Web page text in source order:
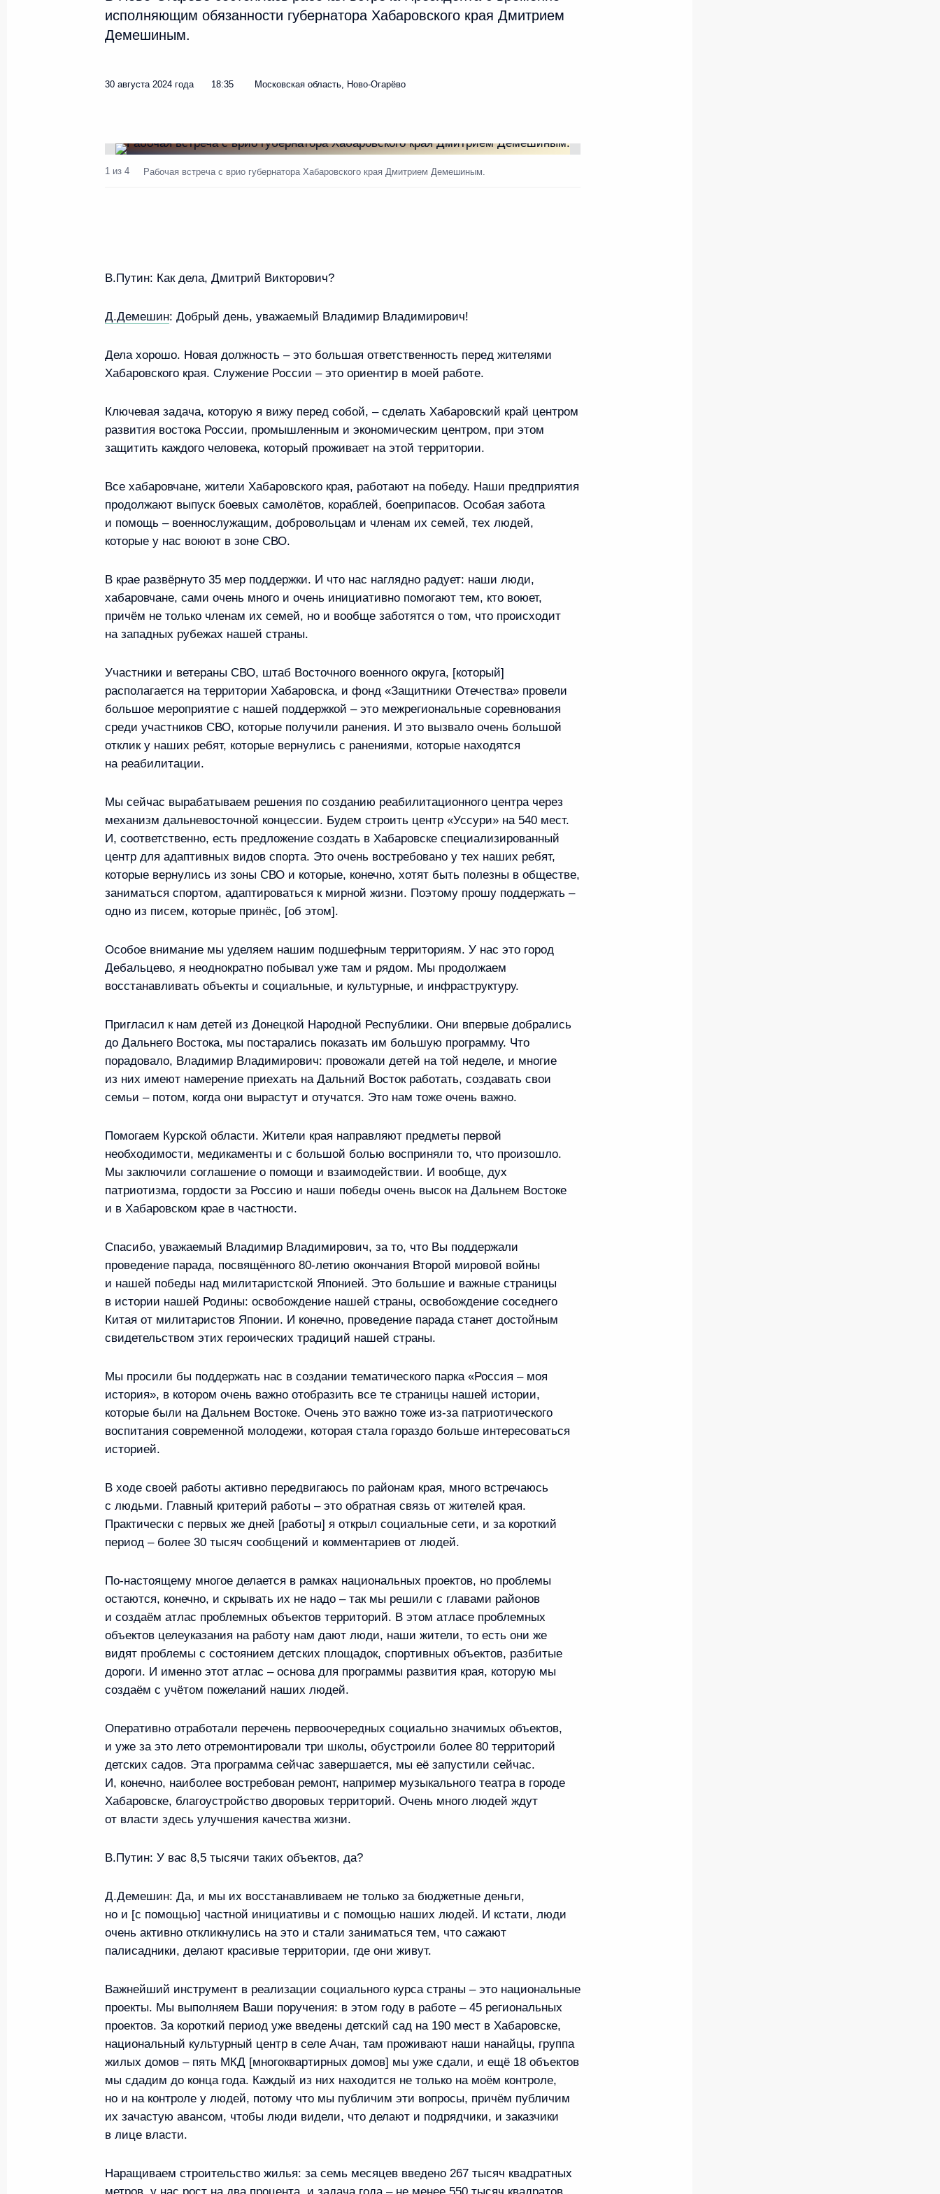
Посещение Свято-Троицкой Александро-Невской лавры
11 сентября 2024 года, 17:00
Владимир Путин проголосовал на выборах
6 сентября 2024 года, 19:10
Пленарное заседание девятого Восточного
экономического форума
Рабочая встреча с губернатором Приморского края
4 сентября 2024 года, 18:40
Мария Львова-Белова посетила Томскую область
4 сентября 2024 года, 18:00
Совещание по вопросам развития инфраструктуры
Дальневосточного федерального округа
4 сентября 2024 года, 17:50
Презентация результатов развития Дальнего Востока
и запуск новых предприятий
4 сентября 2024 года, 15:15
Посещение пункта базирования Приморской флотилии
4 сентября 2024 года, 09:00
Владимир Путин прибыл во Владивосток
3 сентября 2024 года, 21:40
организации Всероссийской инспекции системы
профилактики социального сиротства
4–5 сентября Президент примет участие в работе
Восточного экономического форума
2 сентября 2024 года, 16:00
училища
2 сентября 2024 года, 14:30
Рабочая встреча с главой Республики Тыва
Владиславом Ховалыгом
2 сентября 2024 года, 13:40
развития Республики Тыва
2 сентября 2024 года, 13:00
Открытый урок «Разговор о важном»
2 сентября 2024 года, 11:25
Поездка в Республику Тыва
2 сентября 2024 года
Встреча с врио губернатора Самарской области
Вячеславом Федорищевым
30 августа 2024 года, 20:10
Встреча с врио губернатора Вологодской области
30 августа 2024 года, 19:30
Встреча с врио губернатора Хабаровского края
Дмитрием Демешиным
30 августа 2024 года, 18:35
Мария Львова-Белова посетила Саратовскую область
исполняющим обязанности губернатора Хабаровского края Дмитрием
Демешиным.
30 августа 2024 года 18:35 Московская область, Ново-Огарёво
1 из 4 Рабочая встреча с врио губернатора Хабаровского края Дмитрием Демешиным.
В.Путин: Как дела, Дмитрий Викторович?
Д.Демешин: Добрый день, уважаемый Владимир Владимирович!
Дела хорошо. Новая должность – это большая ответственность перед жителями
Хабаровского края. Служение России – это ориентир в моей работе.
Ключевая задача, которую я вижу перед собой, – сделать Хабаровский край центром
развития востока России, промышленным и экономическим центром, при этом
защитить каждого человека, который проживает на этой территории.
Все хабаровчане, жители Хабаровского края, работают на победу. Наши предприятия
продолжают выпуск боевых самолётов, кораблей, боеприпасов. Особая забота
и помощь – военнослужащим, добровольцам и членам их семей, тех людей,
которые у нас воюют в зоне СВО.
В крае развёрнуто 35 мер поддержки. И что нас наглядно радует: наши люди,
хабаровчане, сами очень много и очень инициативно помогают тем, кто воюет,
причём не только членам их семей, но и вообще заботятся о том, что происходит
на западных рубежах нашей страны.
Участники и ветераны СВО, штаб Восточного военного округа, [который]
располагается на территории Хабаровска, и фонд «Защитники Отечества» провели
большое мероприятие с нашей поддержкой – это межрегиональные соревнования
среди участников СВО, которые получили ранения. И это вызвало очень большой
отклик у наших ребят, которые вернулись с ранениями, которые находятся
на реабилитации.
Мы сейчас вырабатываем решения по созданию реабилитационного центра через
механизм дальневосточной концессии. Будем строить центр «Уссури» на 540 мест.
И, соответственно, есть предложение создать в Хабаровске специализированный
центр для адаптивных видов спорта. Это очень востребовано у тех наших ребят,
которые вернулись из зоны СВО и которые, конечно, хотят быть полезны в обществе,
заниматься спортом, адаптироваться к мирной жизни. Поэтому прошу поддержать –
одно из писем, которые принёс, [об этом].
Особое внимание мы уделяем нашим подшефным территориям. У нас это город
Дебальцево, я неоднократно побывал уже там и рядом. Мы продолжаем
восстанавливать объекты и социальные, и культурные, и инфраструктуру.
Пригласил к нам детей из Донецкой Народной Республики. Они впервые добрались
до Дальнего Востока, мы постарались показать им большую программу. Что
порадовало, Владимир Владимирович: провожали детей на той неделе, и многие
из них имеют намерение приехать на Дальний Восток работать, создавать свои
семьи – потом, когда они вырастут и отучатся. Это нам тоже очень важно.
Помогаем Курской области. Жители края направляют предметы первой
необходимости, медикаменты и с большой болью восприняли то, что произошло.
Мы заключили соглашение о помощи и взаимодействии. И вообще, дух
патриотизма, гордости за Россию и наши победы очень высок на Дальнем Востоке
и в Хабаровском крае в частности.
Спасибо, уважаемый Владимир Владимирович, за то, что Вы поддержали
проведение парада, посвящённого 80-летию окончания Второй мировой войны
и нашей победы над милитаристской Японией. Это большие и важные страницы
в истории нашей Родины: освобождение нашей страны, освобождение соседнего
Китая от милитаристов Японии. И конечно, проведение парада станет достойным
свидетельством этих героических традиций нашей страны.
Мы просили бы поддержать нас в создании тематического парка «Россия – моя
история», в котором очень важно отобразить все те страницы нашей истории,
которые были на Дальнем Востоке. Очень это важно тоже из-за патриотического
воспитания современной молодежи, которая стала гораздо больше интересоваться
историей.
В ходе своей работы активно передвигаюсь по районам края, много встречаюсь
с людьми. Главный критерий работы – это обратная связь от жителей края.
Практически с первых же дней [работы] я открыл социальные сети, и за короткий
период – более 30 тысяч сообщений и комментариев от людей.
По-настоящему многое делается в рамках национальных проектов, но проблемы
остаются, конечно, и скрывать их не надо – так мы решили с главами районов
и создаём атлас проблемных объектов территорий. В этом атласе проблемных
объектов целеуказания на работу нам дают люди, наши жители, то есть они же
видят проблемы с состоянием детских площадок, спортивных объектов, разбитые
дороги. И именно этот атлас – основа для программы развития края, которую мы
создаём с учётом пожеланий наших людей.
Оперативно отработали перечень первоочередных социально значимых объектов,
и уже за это лето отремонтировали три школы, обустроили более 80 территорий
детских садов. Эта программа сейчас завершается, мы её запустили сейчас.
И, конечно, наиболее востребован ремонт, например музыкального театра в городе
Хабаровске, благоустройство дворовых территорий. Очень много людей ждут
от власти здесь улучшения качества жизни.
В.Путин: У вас 8,5 тысячи таких объектов, да?
Д.Демешин: Да, и мы их восстанавливаем не только за бюджетные деньги,
но и [с помощью] частной инициативы и с помощью наших людей. И кстати, люди
очень активно откликнулись на это и стали заниматься тем, что сажают
палисадники, делают красивые территории, где они живут.
Важнейший инструмент в реализации социального курса страны – это национальные
проекты. Мы выполняем Ваши поручения: в этом году в работе – 45 региональных
проектов. За короткий период уже введены детский сад на 190 мест в Хабаровске,
национальный культурный центр в селе Ачан, там проживают наши нанайцы, группа
жилых домов – пять МКД [многоквартирных домов] мы уже сдали, и ещё 18 объектов
мы сдадим до конца года. Каждый из них находится не только на моём контроле,
но и на контроле у людей, потому что мы публичим эти вопросы, причём публичим
их зачастую авансом, чтобы люди видели, что делают и подрядчики, и заказчики
в лице власти.
Наращиваем строительство жилья: за семь месяцев введено 267 тысяч квадратных